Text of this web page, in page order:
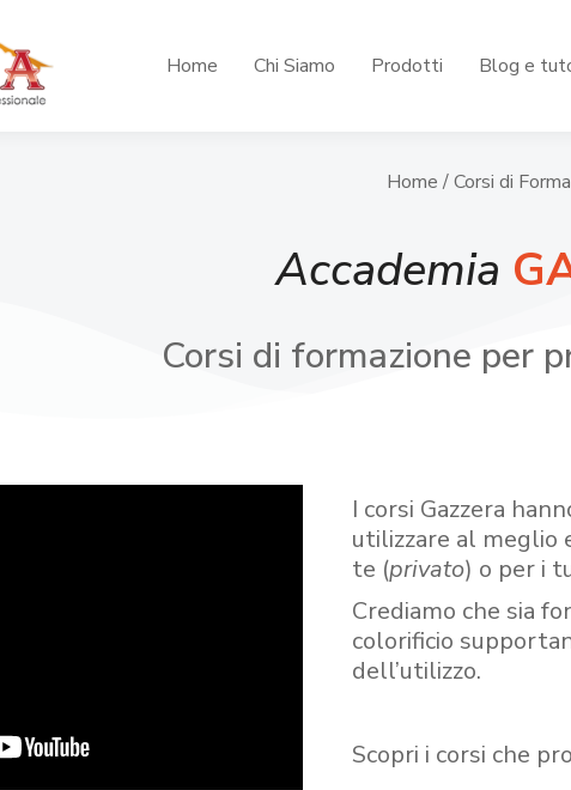
Home Chi Siamo Prodotti Blog e
Home / Corsi di
Accademia
Corsi di formazione per
I corsi Gazzera
utilizzare al meglio
te (privato) o per i
Crediamo che sia
colorificio
dell’utilizzo.
Scopri i corsi che